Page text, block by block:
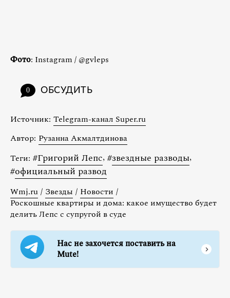
Фото: Instagram / @gvleps
0 ОБСУДИТЬ
Источник: Telegram-канал Super.ru
Автор: Рузанна Акмалтдинова
Теги: #Григорий Лепс, #звездные разводы,
#официальный развод
Wmj.ru / Звезды / Новости /
Роскошные квартиры и дома: какое имущество будет
делить Лепс с супругой в суде
Нас не захочется поставить на
Mute!